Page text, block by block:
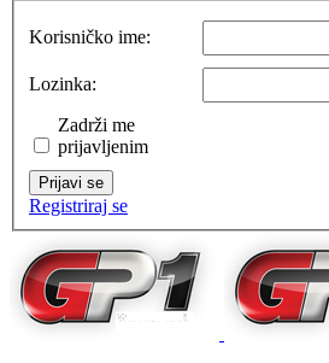
Korisničko ime:
Lozinka:
Zadrži me
prijavljenim
Prijavi se
Registriraj se